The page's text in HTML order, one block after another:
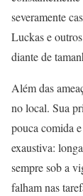
severamente
Luckas e
diante de
Além das
no local. Sua
pouca comida
exaustiva:
sempre sob a
falham nas